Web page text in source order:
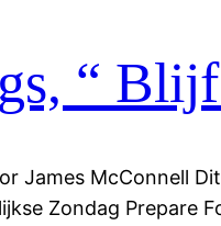
“
James McConnell Dit
Zondag Prepare